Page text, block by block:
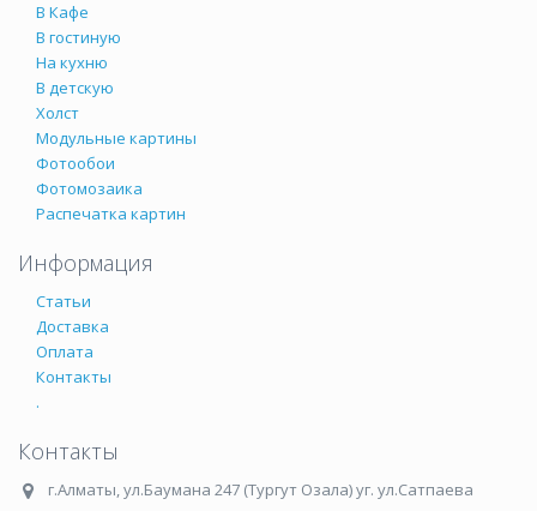
В Кафе
В гостиную
На кухню
В детскую
Холст
Модульные картины
Фотообои
Фотомозаика
Распечатка картин
Информация
Статьи
Доставка
Оплата
Контакты
.
Контакты
г.Алматы,ул.Баумана 247 (Тургут Озала) уг. ул.Сатпаева